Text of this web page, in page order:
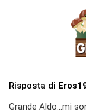
Risposta di
Grande Aldo...mi